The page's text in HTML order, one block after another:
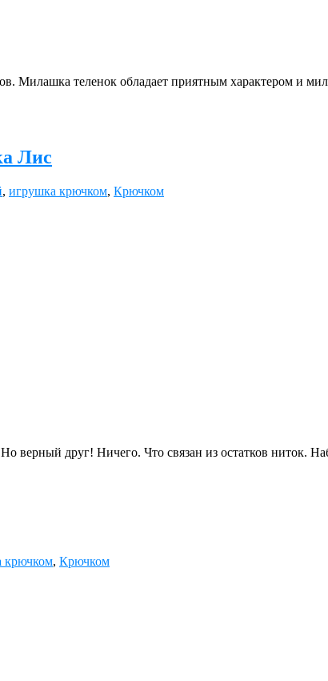
Милашка теленок обладает приятным характером и
Лис
, игрушка крючком, Крючком
верный друг! Ничего. Что связан из остатков ниток.
крючком, Крючком